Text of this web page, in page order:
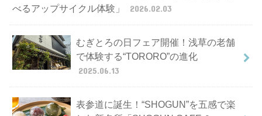
べるアップサイクル体験」
2026.02.03
むぎとろの日フェア開催！浅草の老舗
で体験する“TORORO”の進化
2025.06.13
表参道に誕生！“SHOGUN”を五感で楽